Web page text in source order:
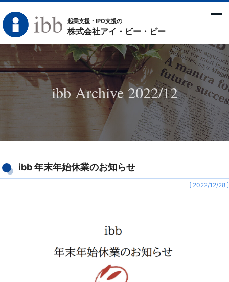
起業支援・IPO支援の
株式会社アイ・ビー・ビー
ibb Archive 2022/12
ibb 年末年始休業のお知らせ
[ 2022/12/28 ]